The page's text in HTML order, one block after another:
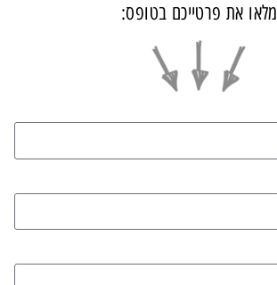
מלאו את פרטייכם בטופס: